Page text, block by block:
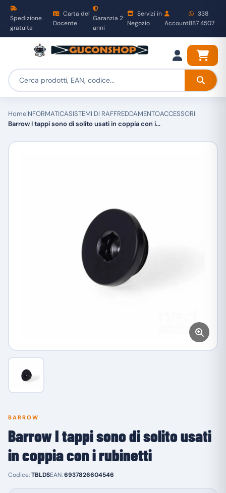
Spedizione
gratuita
Carta del
Docente
Garanzia 2
anni
Servizi in
Negozio
Account
338
887 4507
HomeINFORMATICASISTEMI DI RAFFREDDAMENTOACCESSORI
Barrow I tappi sono di solito usati in coppia con i...
BARROW
Barrow I tappi sono di solito usati
in coppia con i rubinetti
Codice:TBLDSEAN:6937826604546